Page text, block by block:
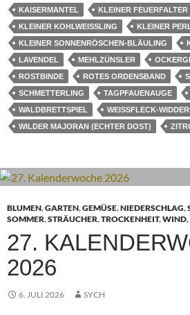
KAISERMANTEL
KLEINER FEUERFALTER
KLEINER KOHLWEISSLING
KLEINER
KLEINER SONNENRÖSCHEN-BLÄULING
LAVENDEL
MEHLZÜNSLER
ROSTBINDE
ROTES ORDENSBAND
SCHMETTERLING
TAGPFAUENAUGE
WALDBRETTSPIEL
WEISSFLECK-
WILDER MAJORAN (ECHTER DOST)
BLUMEN,GARTEN,GEMÜSE,NIEDERSCHLAG,
SOMMER,STRÄUCHER,TROCKENHEIT,WIND,
27.
2026
6. JULI 2026 SYCH